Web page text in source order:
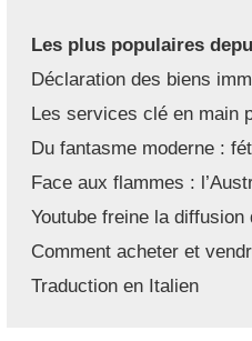
Les plus populaires
Déclaration des biens
Les services clé en main
Du fantasme moderne :
Face aux flammes :
Youtube freine la diffusion
Comment acheter et
Traduction en Italien